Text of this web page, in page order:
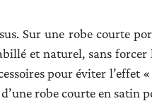
Sur une robe courte
et naturel, sans forcer
pour éviter l’effet
robe courte en satin